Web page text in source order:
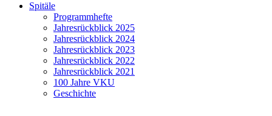
Spitäle
Programmhefte
Jahresrückblick 2025
Jahresrückblick 2024
Jahresrückblick 2023
Jahresrückblick 2022
Jahresrückblick 2021
100 Jahre VKU
Geschichte